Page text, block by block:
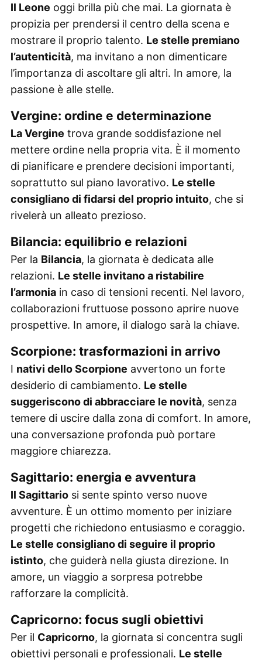
Il Leone oggi brilla più che mai. La giornata è
propizia per prendersi il centro della scena e
mostrare il proprio talento. Le stelle premiano
l’autenticità, ma invitano a non dimenticare
l’importanza di ascoltare gli altri. In amore, la
passione è alle stelle.
Vergine: ordine e determinazione
La Vergine trova grande soddisfazione nel
mettere ordine nella propria vita. È il momento
di pianificare e prendere decisioni importanti,
soprattutto sul piano lavorativo. Le stelle
consigliano di fidarsi del proprio intuito, che si
rivelerà un alleato prezioso.
Bilancia: equilibrio e relazioni
Per la Bilancia, la giornata è dedicata alle
relazioni. Le stelle invitano a ristabilire
l’armoniain caso di tensioni recenti. Nel lavoro,
collaborazioni fruttuose possono aprire nuove
prospettive. In amore, il dialogo sarà la chiave.
Scorpione: trasformazioni in arrivo
I nativi dello Scorpione avvertono un forte
desiderio di cambiamento. Le stelle
suggeriscono di abbracciare le novità, senza
temere di uscire dalla zona di comfort. In amore,
una conversazione profonda può portare
maggiore chiarezza.
Sagittario: energia e avventura
Il Sagittariosi sente spinto verso nuove
avventure. È un ottimo momento per iniziare
progetti che richiedono entusiasmo e coraggio.
Le stelle consigliano di seguire il proprio
istinto, che guiderà nella giusta direzione. In
amore, un viaggio a sorpresa potrebbe
rafforzare la complicità.
Capricorno: focus sugli obiettivi
Per il Capricorno, la giornata si concentra sugli
obiettivi personali e professionali. Le stelle